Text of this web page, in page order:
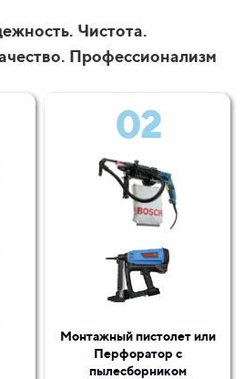
Чистота.
Профессионализм
02
Монтажный пистолет или
Перфоратор с
пылесборником